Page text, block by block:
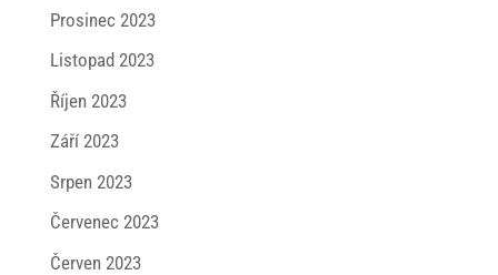
Prosinec 2023
Listopad 2023
Říjen 2023
Září 2023
Srpen 2023
Červenec 2023
Červen 2023